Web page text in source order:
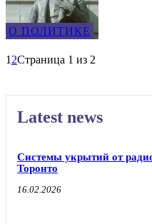
О ПОЛИТИКЕ
1 2Страница 1 из 2
Latest news
Системы укрытий от
Торонто
16.02.2026